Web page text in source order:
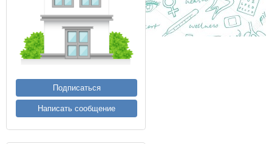
Подписаться
Написать сообщение